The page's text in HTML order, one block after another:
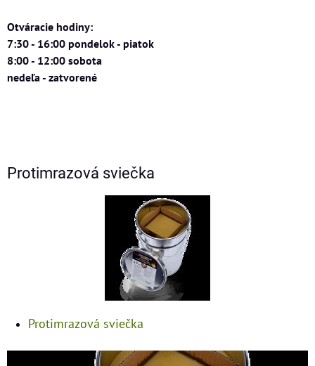
Otváracie hodiny:
7:30 - 16:00 pondelok - piatok
8:00 - 12:00 sobota
nedeľa - zatvorené
Protimrazová sviečka
Protimrazová sviečka